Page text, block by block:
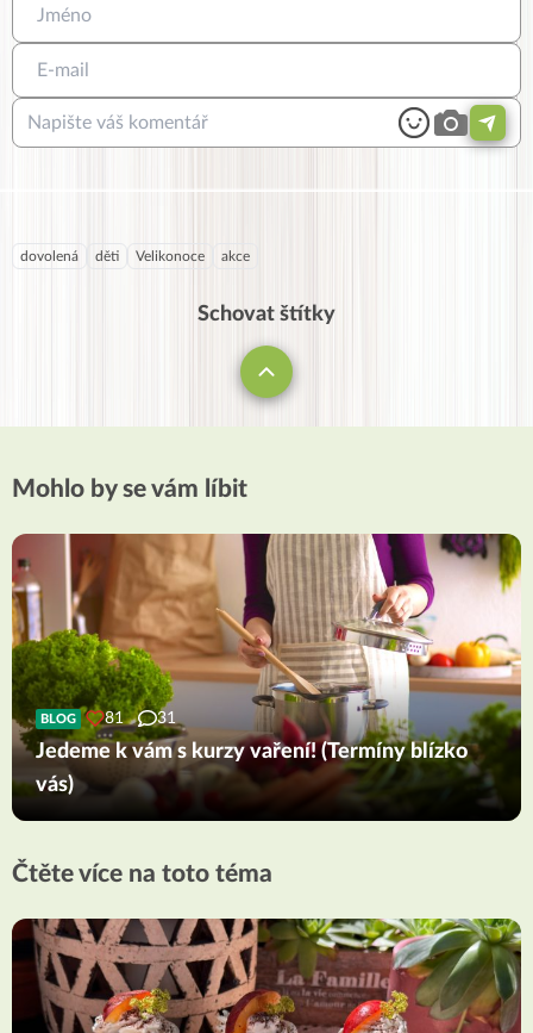
dovolená děti Velikonoce akce
Schovat štítky
Mohlo by se vám líbit
BLOG 81 31
Jedeme k vám s kurzy vaření! (Termíny blízko
vás)
Čtěte více na toto téma